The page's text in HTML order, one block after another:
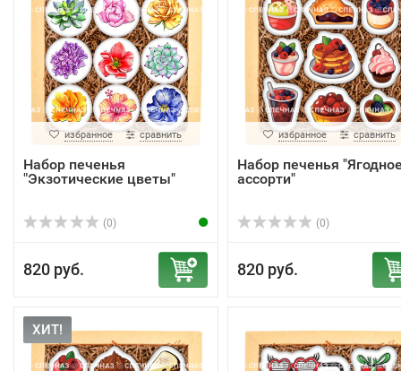
избранное сравнить
Набор печенья
"Экзотические цветы"
(0)
820 руб.
избранное сравнить
Набор печенья
ассорти"
(0)
820 руб.
ХИТ!